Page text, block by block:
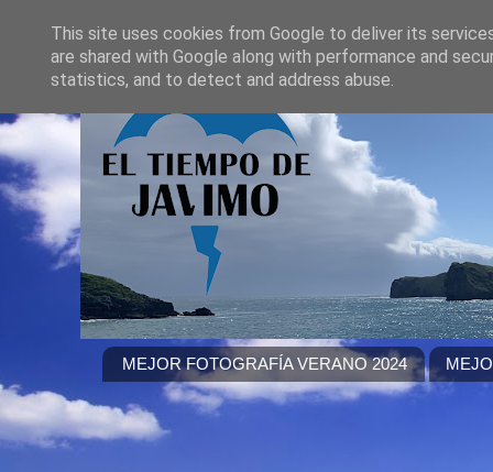
MEJOR FOTOGRAFÍA VERANO 2024
This site uses cookies from Google to deliver its
are shared with Google along with performance and
statistics, and to detect and address abuse.